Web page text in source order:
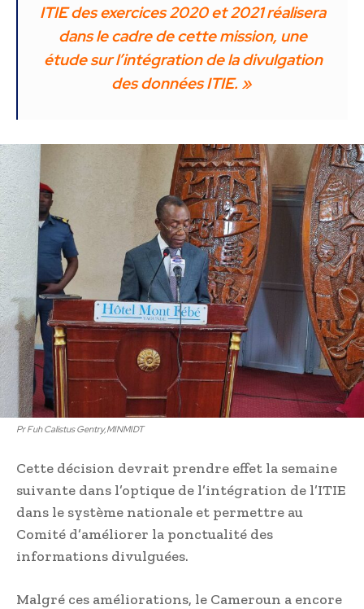
ITIE des exercices 2020 et 2021 réalisera
dans le cadre de cette mission, une
étude sur l’intégration de la divulgation
des données ITIE. »
Pr Fuh Calistus Gentry,MINMIDT
Cette décision devrait prendre effet la semaine
suivante dans l’optique de l’intégration de l’ITIE
dans le système nationale et permettre au
Comité d’améliorer la ponctualité des
informations divulguées.
Malgré ces améliorations, le Cameroun a encore